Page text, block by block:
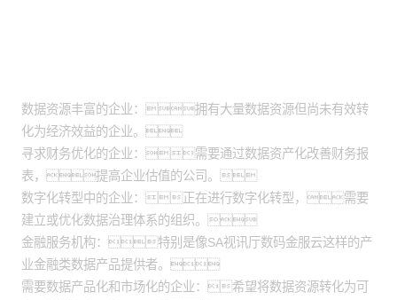
数据资源丰富的企业：拥有大量数据资源但尚未有效转
化为经济效益的企业。
寻求财务优化的企业：需要通过数据资产化改善财务报
表，提高企业估值的公司。
数字化转型中的企业：正在进行数字化转型，需要
建立或优化数据治理体系的组织。
金融服务机构：特别是像SA视讯厅数码金服云这样的产
业金融类数据产品提供者。
需要数据产品化和市场化的企业：希望将数据资源转化为可